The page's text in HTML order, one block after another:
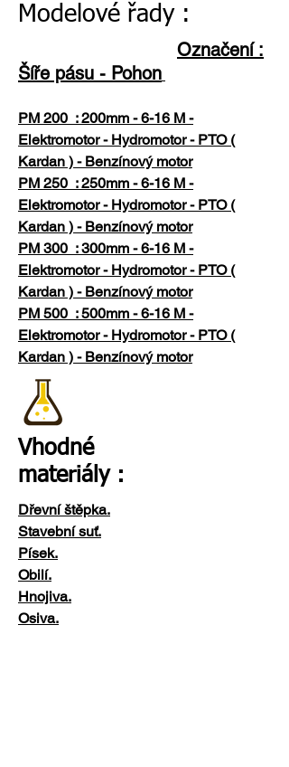
Modelové řady :
Označení :
Šíře pásu - Pohon
PM 200 : 200mm - 6-16 M -
Elektromotor - Hydromotor - PTO (
Kardan ) - Benzínový motor
PM 250 : 250mm - 6-16 M -
Elektromotor - Hydromotor - PTO (
Kardan ) - Benzínový motor
PM 300 : 300mm - 6-16 M -
Elektromotor - Hydromotor - PTO (
Kardan ) - Benzínový motor
PM 500 : 500mm - 6-16 M -
Elektromotor - Hydromotor - PTO (
Kardan ) - Benzínový motor
Vhodné
materiály :
Dřevní štěpka.
Stavební suť.
Písek.
Obilí.
Hnojiva.
Osiva.